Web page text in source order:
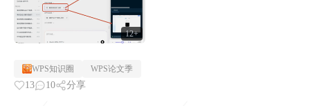
12+
WPS知识圈 WPS论文季
13 10 分享